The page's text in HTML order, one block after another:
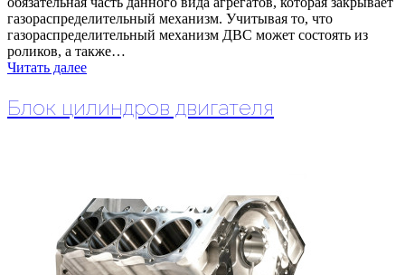
газораспределительный механизм. Учитывая то, что
газораспределительный механизм ДВС может состоять из
роликов, а также…
Читать далее
Блок цилиндров двигателя